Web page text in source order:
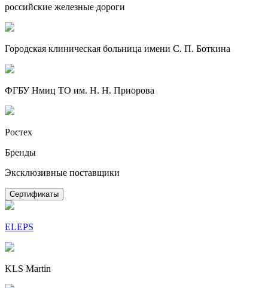
российские железные дороги
Городская клиническая больница имени С. П. Боткина
ФГБУ Нмиц ТО им. Н. Н. Приорова
Ростех
Бренды
Эксклюзивные поставщики
Сертификаты
ELEPS
KLS Martin